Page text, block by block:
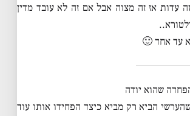
עדות אז זה מצוה אבל אם זה לא עובד מדין
עד אחד 🙂
שהוא יודה
הביא רק מביא כיצד הפחידו אותו עוד